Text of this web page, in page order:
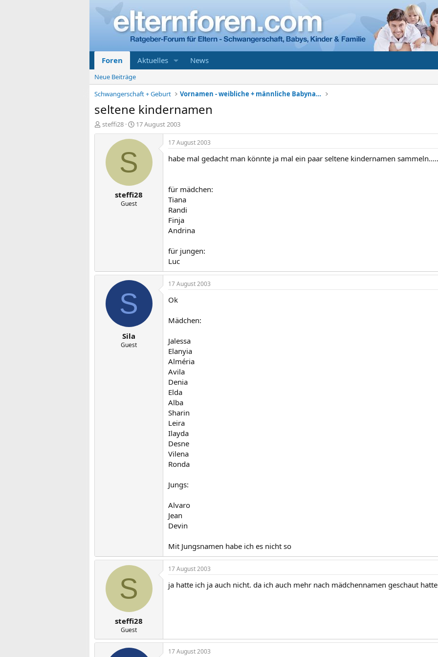
Foren Aktuelles News
Neue Beiträge
Schwangerschaft + Geburt
Vornamen - weibliche + männliche Babynamen
seltene kindernamen
E
r
steffi28
E
r
s
e
l
t
a
m
17 August 2003
S
steffi28
Guest
17 August 2003
habe mal gedacht man könnte ja mal ein paar seltene kindernamen sammeln.....
für mädchen:
Tiana
Randi
Finja
Andrina
für jungen:
Luc
S
Sila
Guest
17 August 2003
Ok
Mädchen:
Jalessa
Elanyia
Alméria
Avila
Denia
Elda
Alba
Sharin
Leira
Ilayda
Desne
Vilena
Ronda
Jungs:
Alvaro
Jean
Devin
Mit Jungsnamen habe ich es nicht so
S
steffi28
Guest
17 August 2003
ja hatte ich ja auch nicht. da ich auch mehr nach mädchennamen geschaut
17 August 2003